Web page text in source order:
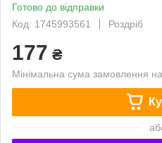
Готово до відправки
Код: 1745993561
Роздріб
177 ₴
Мінімальна сума замовлення